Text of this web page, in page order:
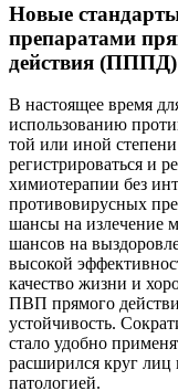
Новые
препаратами
действия (ПППД)
В настоящее время
использованию
той или иной
регистрироваться и
химиотерапии без
противовирусных
шансы на излечение
шансов на
высокой
качество жизни и
ПВП прямого
устойчивость.
стало удобно
расширился круг
патологией.